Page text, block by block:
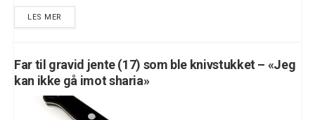
LES MER
Far til gravid jente (17) som ble knivstukket – «Jeg
kan ikke gå imot sharia»